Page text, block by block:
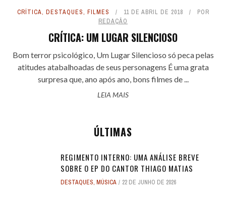
CRÍTICA, DESTAQUES, FILMES 11 DE ABRIL DE 2018
POR
REDAÇÃO
CRÍTICA: UM LUGAR SILENCIOSO
Bom terror psicológico, Um Lugar Silencioso só peca pelas
atitudes atabalhoadas de seus personagens É uma grata
surpresa que, ano após ano, bons filmes de ...
LEIA MAIS
ÚLTIMAS
REGIMENTO INTERNO: UMA ANÁLISE BREVE
SOBRE O EP DO CANTOR THIAGO MATIAS
DESTAQUES, MÚSICA 22 DE JUNHO DE 2026